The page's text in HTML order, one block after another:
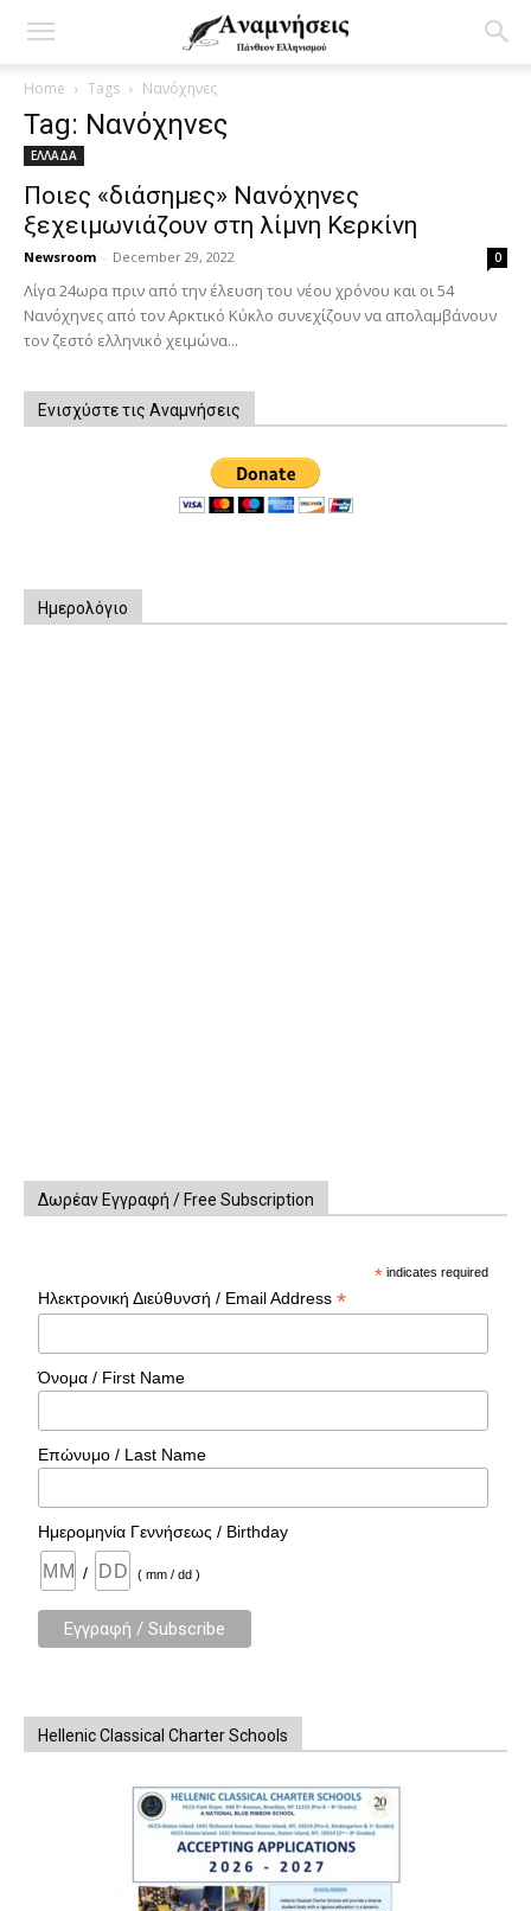
Home Tags Νανόχηνες
Tag: Νανόχηνες
ΕΛΛΑΔΑ
Ποιες «διάσημες» Νανόχηνες
ξεχειμωνιάζουν στη λίμνη Κερκίνη
Newsroom - December 29, 2022 0
Λίγα 24ωρα πριν από την έλευση του νέου χρόνου και οι 54
Νανόχηνες από τον Αρκτικό Κύκλο συνεχίζουν να απολαμβάνουν
τον ζεστό ελληνικό χειμώνα...
Ενισχύστε τις Αναμνήσεις
Ημερολόγιο
Δωρέαν Εγγραφή / Free Subscription
* indicates required
Ηλεκτρονική Διεύθυνσή / Email Address*
Όνομα / First Name
Επώνυμο / Last Name
Ημερομηνία Γεννήσεως / Birthday
/ ( mm / dd )
Hellenic Classical Charter Schools